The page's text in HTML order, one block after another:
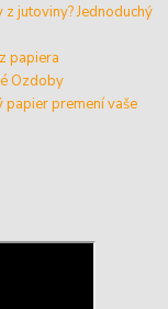
jutoviny? Jednoduchý
papiera
Ozdoby
papier premení vaše